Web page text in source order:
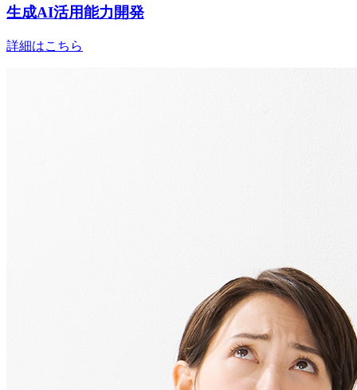
生成AI活用能力開発
詳細はこちら